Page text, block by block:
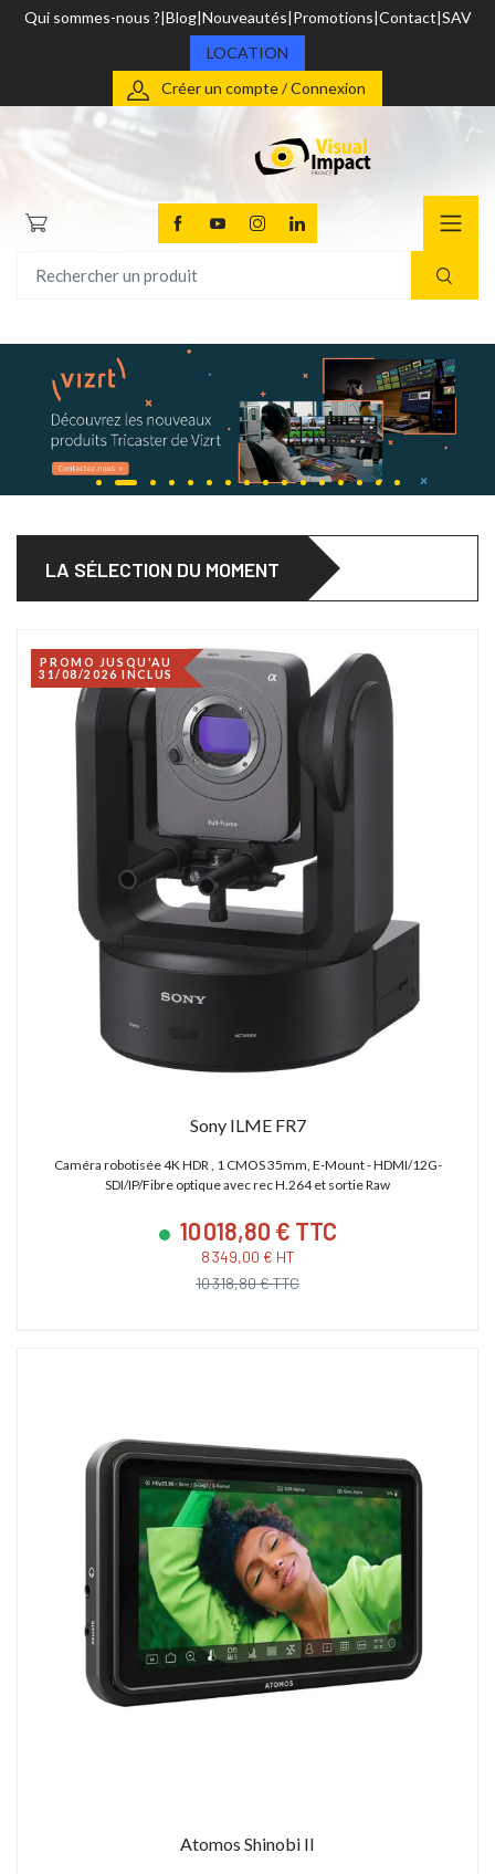
Qui sommes-nous ? Blog Nouveautés Promotions Contact SAV
LOCATION
Créer un compte / Connexion
LA SÉLECTION DU MOMENT
PROMO JUSQU'AU
31/08/2026 INCLUS
Sony ILME FR7
Caméra robotisée 4K HDR , 1 CMOS 35mm, E-Mount - HDMI/12G-
SDI/IP/Fibre optique avec rec H.264 et sortie Raw
10 018,80 € TTC
8 349,00 € HT
10 318,80 € TTC
Atomos Shinobi II